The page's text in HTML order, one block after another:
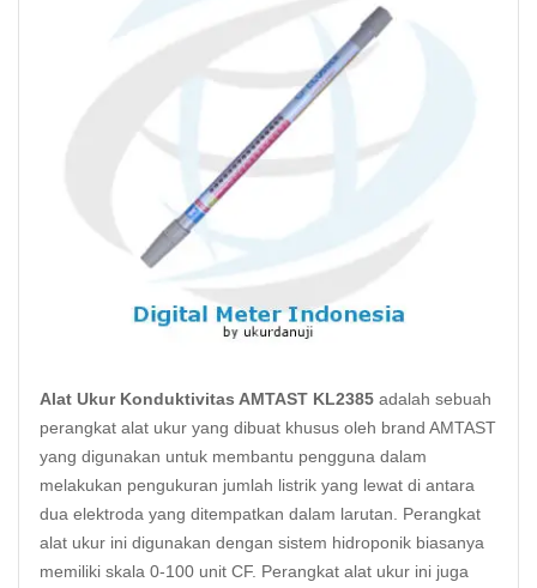
Alat Ukur Konduktivitas AMTAST KL2385 adalah sebuah
perangkat alat ukur yang dibuat khusus oleh brand AMTAST
yang digunakan untuk membantu pengguna dalam
melakukan pengukuran jumlah listrik yang lewat di antara
dua elektroda yang ditempatkan dalam larutan. Perangkat
alat ukur ini digunakan dengan sistem hidroponik biasanya
memiliki skala 0-100 unit CF. Perangkat alat ukur ini juga